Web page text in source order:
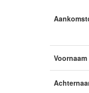
Voornaam